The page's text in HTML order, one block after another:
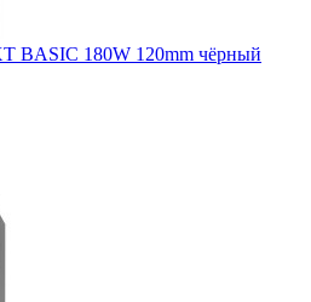
BASIC 180W 120mm чёрный